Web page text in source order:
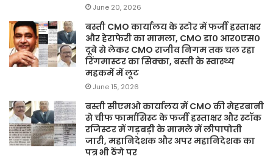
June 20, 2026
बस्ती CMO कार्यालय के स्टोर में फर्जी हस्ताक्षर
और हेराफेरी का मामला, CMO डा० आर०एस०
दूबे से लेकर CMO राजीव निगम तक चल रहा
रिंगमास्टर का सिक्का, बस्ती के स्वास्थ्य
महकमें में लूट
June 15, 2026
बस्ती सीएमओ कार्यालय में CMO की मेहरबानी
से चीफ फार्मासिस्ट के फर्जी हस्ताक्षर और स्टॉक
रजिस्टर में गड़बड़ी के मामले में लीपापोती
जारी, महानिदेशक और अपर महानिदेशक का
पत्र भी ठेंगे पर